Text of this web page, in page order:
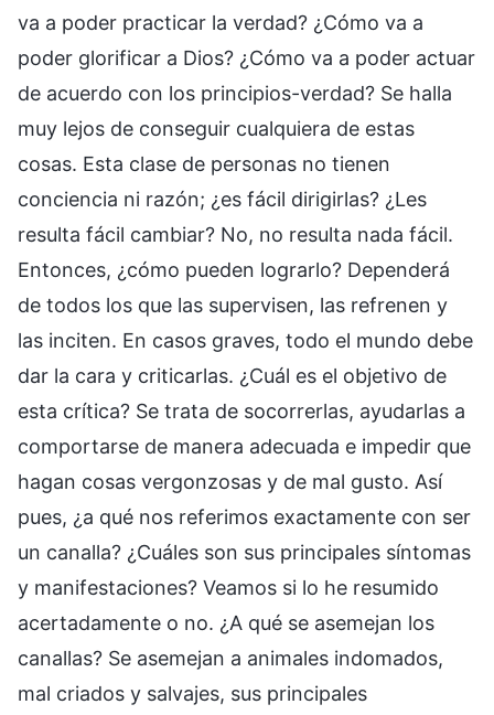
va a poder practicar la verdad? ¿Cómo va a
poder glorificar a Dios? ¿Cómo va a poder actuar
de acuerdo con los principios-verdad? Se halla
muy lejos de conseguir cualquiera de estas
cosas. Esta clase de personas no tienen
conciencia ni razón; ¿es fácil dirigirlas? ¿Les
resulta fácil cambiar? No, no resulta nada fácil.
Entonces, ¿cómo pueden lograrlo? Dependerá
de todos los que las supervisen, las refrenen y
las inciten. En casos graves, todo el mundo debe
dar la cara y criticarlas. ¿Cuál es el objetivo de
esta crítica? Se trata de socorrerlas, ayudarlas a
comportarse de manera adecuada e impedir que
hagan cosas vergonzosas y de mal gusto. Así
pues, ¿a qué nos referimos exactamente con ser
un canalla? ¿Cuáles son sus principales síntomas
y manifestaciones? Veamos si lo he resumido
acertadamente o no. ¿A qué se asemejan los
canallas? Se asemejan a animales indomados,
mal criados y salvajes, sus principales